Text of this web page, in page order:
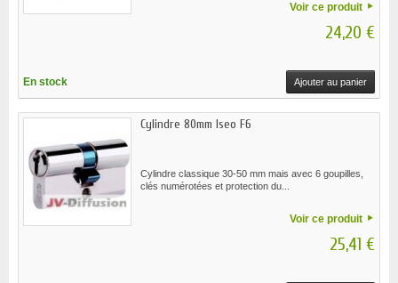
Voir ce produit
24,20 €
En stock Ajouter au panier
Cylindre 80mm Iseo F6
Cylindre classique 30-50 mm mais avec 6 goupilles,
clés numérotées et protection du...
Voir ce produit
25,41 €